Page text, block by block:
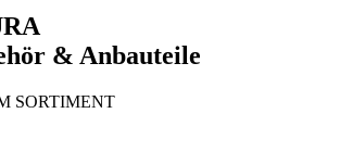
& Anbauteile
SORTIMENT